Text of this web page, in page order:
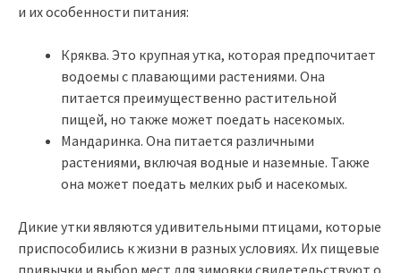
и их особенности питания:
Кряква. Это крупная утка, которая предпочитает
водоемы с плавающими растениями. Она
питается преимущественно растительной
пищей, но также может поедать насекомых.
Мандаринка. Она питается различными
растениями, включая водные и наземные. Также
она может поедать мелких рыб и насекомых.
Дикие утки являются удивительными птицами, которые
приспособились к жизни в разных условиях. Их пищевые
привычки и выбор мест для зимовки свидетельствуют о